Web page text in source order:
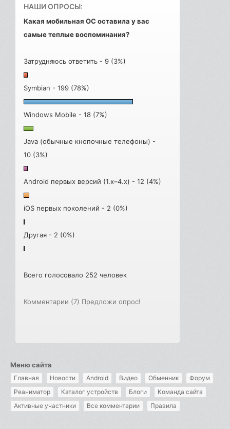
НАШИ ОПРОСЫ:
Какая мобильная ОС оставила у вас
самые теплые воспоминания?
Затрудняюсь ответить - 9 (3%)
Symbian - 199 (78%)
Windows Mobile - 18 (7%)
Java (обычные кнопочные телефоны) -
10 (3%)
Android первых версий (1.x–4.x) - 12 (4%)
iOS первых поколений - 2 (0%)
Другая - 2 (0%)
Всего голосовало 252 человек
Комментарии (7) Предложи опрос!
Меню сайта
Главная Новости Android Видео Обменник
Форум
Реаниматор
Каталог устройств Блоги
Команда сайта
Активные участники
Все комментарии Правила